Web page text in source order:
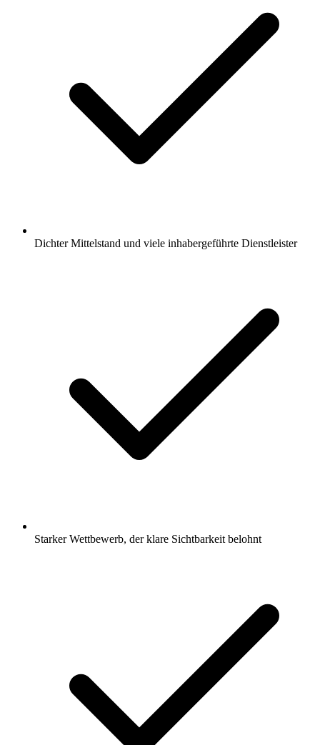
Dichter Mittelstand und viele inhabergeführte Dienstleister
Starker Wettbewerb, der klare Sichtbarkeit belohnt